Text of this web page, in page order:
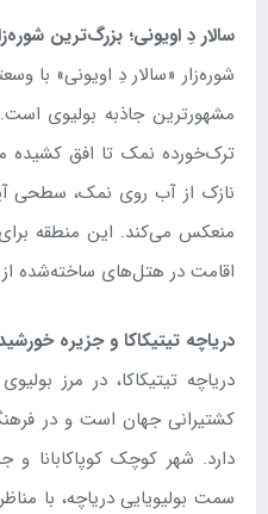
سالار دِ اویونی؛ بزرگ‌ترین
شوره‌زار «سالار دِ اویونی» با
مشهورترین جاذبه بولیوی
ترک‌خورده نمک تا افق کشیده
نازک از آب روی نمک، سطحی
منعکس می‌کند. این منطقه
اقامت در هتل‌های ساخته‌شده
دریاچه تیتیکاکا و جزیره
دریاچه تیتیکاکا، در مرز
کشتیرانی جهان است و در
سمت بولیویایی دریاچه، با